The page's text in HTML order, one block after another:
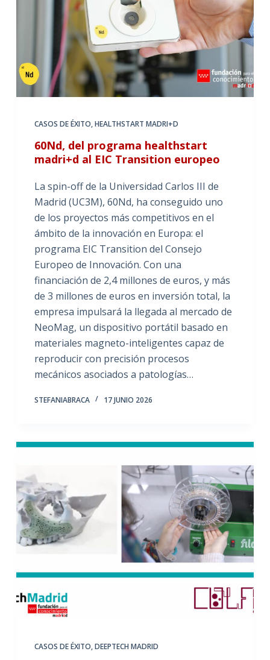
CASOS DE ÉXITO,HEALTHSTART MADRI+D
60Nd, del programa healthstart
madri+d al EIC Transition europeo
La spin-off de la Universidad Carlos III de
Madrid (UC3M), 60Nd, ha conseguido uno
de los proyectos más competitivos en el
ámbito de la innovación en Europa: el
programa EIC Transition del Consejo
Europeo de Innovación. Con una
financiación de 2,4 millones de euros, y más
de 3 millones de euros en inversión total, la
empresa impulsará la llegada al mercado de
NeoMag, un dispositivo portátil basado en
materiales magneto-inteligentes capaz de
reproducir con precisión procesos
mecánicos asociados a patologías…
STEFANIABRACA 17 JUNIO 2026
CASOS DE ÉXITO,DEEPTECH MADRID